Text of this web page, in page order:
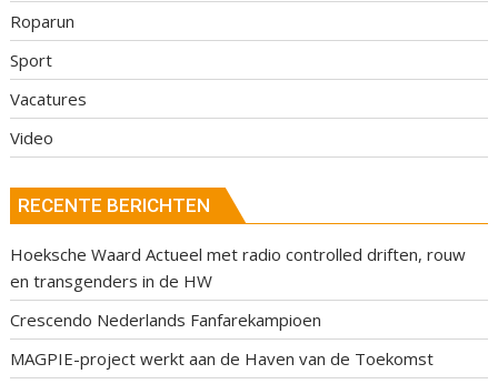
Roparun
Sport
Vacatures
Video
RECENTE BERICHTEN
Hoeksche Waard Actueel met radio controlled driften, rouw
en transgenders in de HW
Crescendo Nederlands Fanfarekampioen
MAGPIE-project werkt aan de Haven van de Toekomst